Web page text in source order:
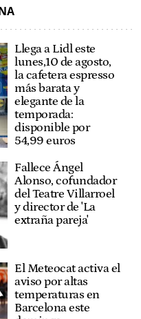
Llega a Lidl este
lunes,10 de agosto,
la cafetera espresso
más barata y
elegante de la
temporada:
disponible por
54,99 euros
Fallece Ángel
Alonso, cofundador
del Teatre Villarroel
y director de 'La
extraña pareja'
El Meteocat activa el
aviso por altas
temperaturas en
Barcelona este